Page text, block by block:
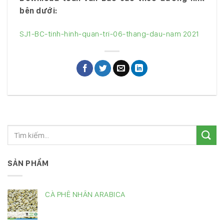
bên dưới:
SJ1-BC-tinh-hinh-quan-tri-06-thang-dau-nam 2021
SẢN PHẨM
CÀ PHÊ NHÂN ARABICA